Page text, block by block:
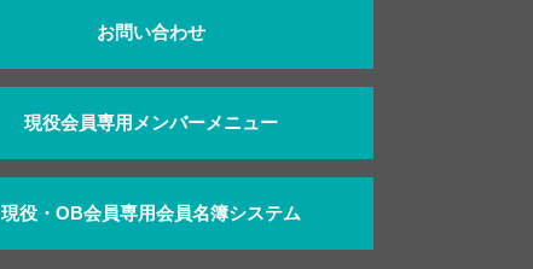
お問い合わせ
現役会員専用メンバーメニュー
現役・OB会員専用会員名簿システム